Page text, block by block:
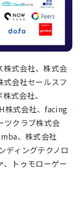
式会社、株式会
会社セールスフ
式会社、
株式会社、facing
ツクラブ株式会
、株式会社
ディングテクノロ
、トゥモローゲー